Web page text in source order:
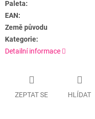
Paleta:
EAN:
Země původu
Kategorie:
Detailní informace
ZEPTAT SE HLÍDAT